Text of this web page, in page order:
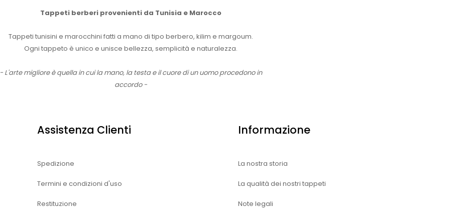
Tappeti berberi provenienti da Tunisia e Marocco
Tappeti tunisini e marocchini fatti a mano di tipo berbero, kilim e margoum.
Ogni tappeto è unico e unisce bellezza, semplicità e naturalezza.
- L'arte migliore è quella in cui la mano, la testa e il cuore di un uomo procedono in
accordo -
Assistenza Clienti
Spedizione
Termini e condizioni d'uso
Restituzione
Informazione
La nostra storia
La qualità dei nostri tappeti
Note legali